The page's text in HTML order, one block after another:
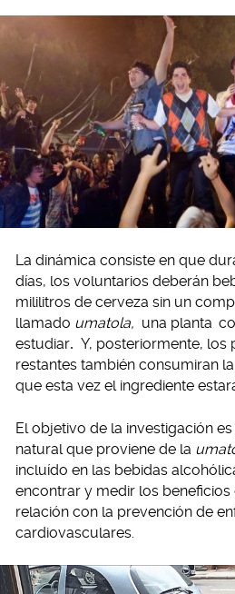
La dinámica consiste en que
días, los voluntarios deberán
mililitros de cerveza sin un
llamado umatola, una planta
estudiar
Y, posteriormente, los
restantes también consumiran
que esta vez el ingrediente
El objetivo de la investigación
natural que proviene de la
incluído en las bebidas
encontrar y medir los beneficios
relación con la prevención de
cardiovasculares.